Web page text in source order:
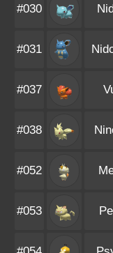
#030
#031
#037
#038
#052
#053